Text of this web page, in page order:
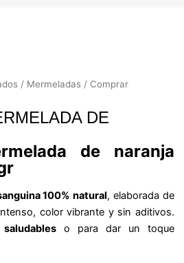
/ Mermeladas / Comprar
DE
de naranja
100% natural, elaborada de
color vibrante y sin aditivos.
o para dar un toque